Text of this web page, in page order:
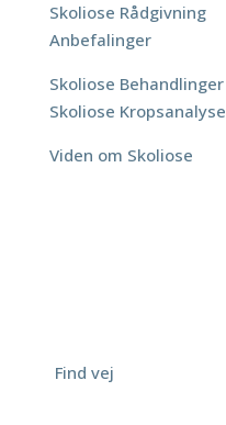
Skoliose Rådgivning
Anbefalinger
Skoliose Behandlinger
Skoliose Kropsanalyse
Viden om Skoliose
Find vej